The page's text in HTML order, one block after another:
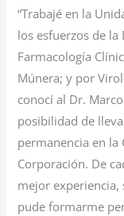
“Trabajé en la
los esfuerzos de
Farmacología
Múnera; y por
conocí al Dr.
posibilidad de
permanencia en la
Corporación. De
mejor experiencia,
pude formarme